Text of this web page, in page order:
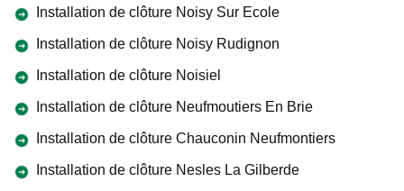
Installation de clôture Noisy Sur Ecole
Installation de clôture Noisy Rudignon
Installation de clôture Noisiel
Installation de clôture Neufmoutiers En Brie
Installation de clôture Chauconin Neufmontiers
Installation de clôture Nesles La Gilberde